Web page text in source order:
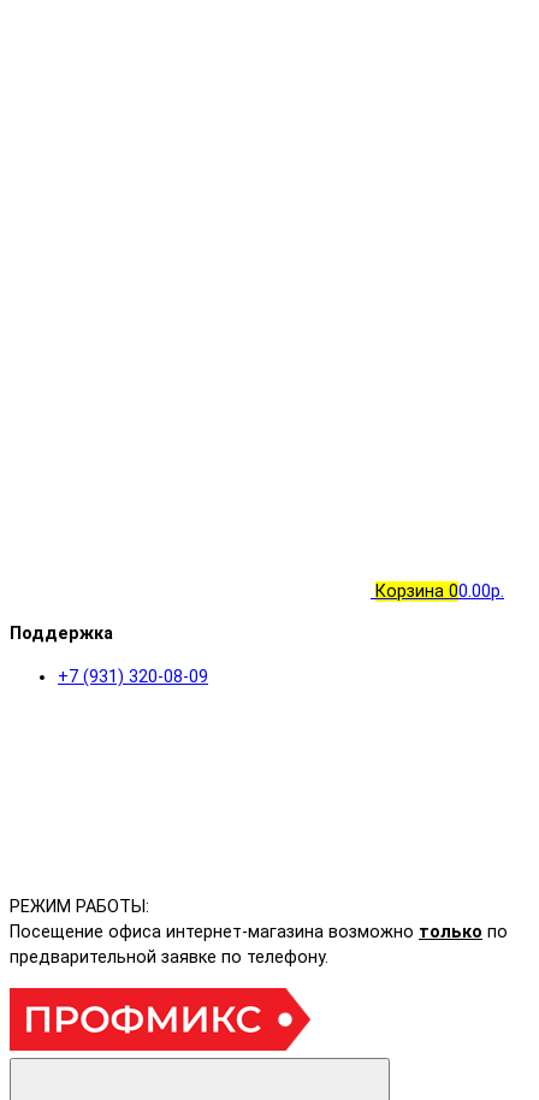
Корзина 00.00р.
Поддержка
+7 (931) 320-08-09
РЕЖИМ РАБОТЫ:
Посещение офиса интернет-магазина возможно только по
предварительной заявке по телефону.